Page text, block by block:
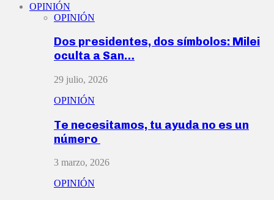
OPINIÓN
OPINIÓN
Dos presidentes, dos símbolos: Milei
oculta a San…
29 julio, 2026
OPINIÓN
Te necesitamos, tu ayuda no es un
número
3 marzo, 2026
OPINIÓN